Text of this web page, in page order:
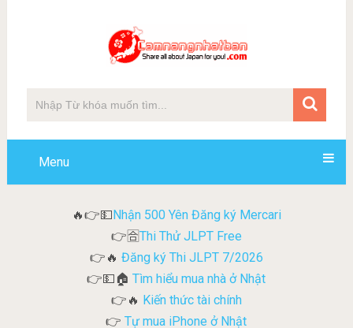
Menu
🔥👉💵Nhận 500 Yên Đăng ký Mercari
👉🈴Thi Thử JLPT Free
👉🔥 Đăng ký Thi JLPT 7/2026
👉💵🏠Tìm hiểu mua nhà ở Nhật
👉🔥 Kiến thức tài chính
👉 Tự mua iPhone ở Nhật